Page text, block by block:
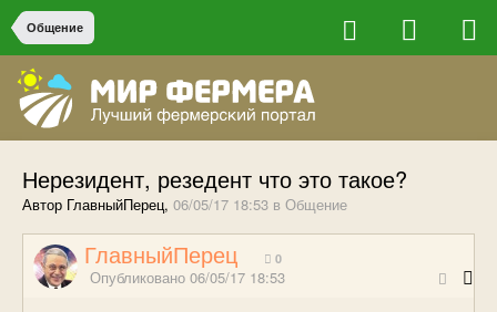
Общение
Нерезидент, резедент что это такое?
Автор ГлавныйПерец, 06/05/17 18:53 в Общение
ГлавныйПерец 0
Опубликовано 06/05/17 18:53